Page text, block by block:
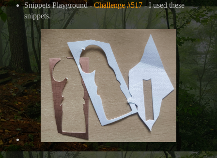
Snippets Playground -Challenge #517 - I used these
snippets.